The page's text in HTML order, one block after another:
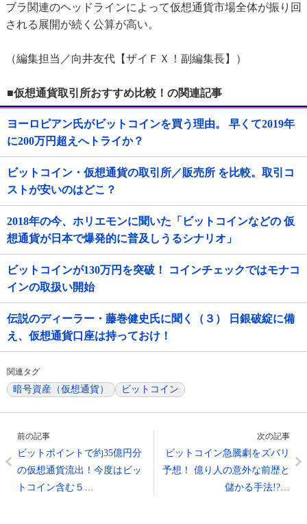
ブラ関連のヘッドラインによって仮想通貨市場全体が振り回
される展開が続く公算が高い。
（編集担当／向井友代【ザイＦＸ！副編集長】）
■仮想通貨取引所おすすめ比較！の関連記事
ヨーロピアン氏がビットコインを買う理由。 早くて2019年
に200万円超えへトライか？
ビットコイン・仮想通貨の取引所／販売所 を比較。取引コ
ストが安いのはどこ？
2018年の今、ホリエモンに聞いた「ビットコインなどの 仮
想通貨が日本で爆発的に普及しうるシナリオ」
ビットコインが130万円を突破！ コインチェックではモナコ
インの取扱い開始
伝説のディーラー・藤巻健史氏に聞く（３） 日銀破綻に備
え、仮想通貨口座は持っておけ！
関連タグ
暗号資産（仮想通貨） ビットコイン
前の記事
ビットポイントで約35億円分
の仮想通貨流出！今度はビッ
トコイン含む５…
次の記事
ビットコイン急騰劇をズバリ
予想！ 億り人の意外な前歴と
儲かる手法!?…